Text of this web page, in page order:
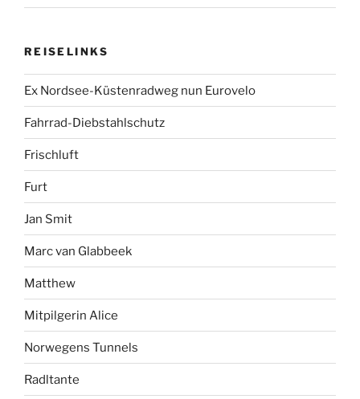
REISELINKS
Ex Nordsee-Küstenradweg nun Eurovelo
Fahrrad-Diebstahlschutz
Frischluft
Furt
Jan Smit
Marc van Glabbeek
Matthew
Mitpilgerin Alice
Norwegens Tunnels
Radltante